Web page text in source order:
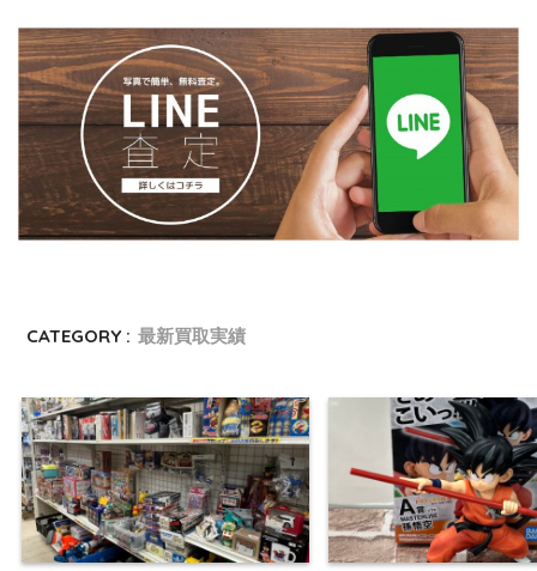
CATEGORY : 最新買取実績